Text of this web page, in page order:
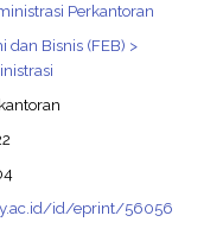
Perkantoran
dan Bisnis (FEB) >
id/eprint/56056